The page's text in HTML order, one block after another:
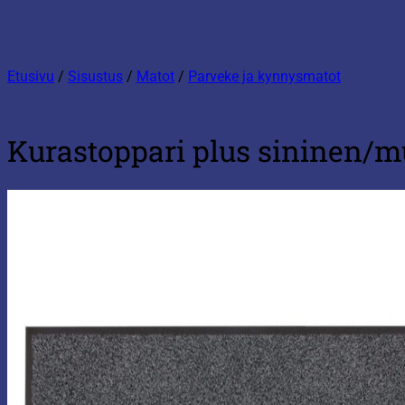
Etusivu / Sisustus / Matot / Parveke ja kynnysmatot
Kurastoppari plus sininen/